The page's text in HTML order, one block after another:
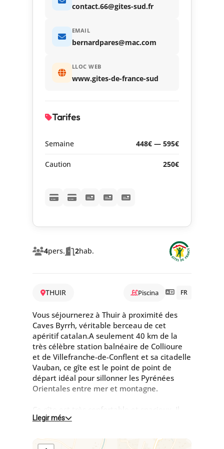
4pers. 2hab.
THUIR Piscina FR
Vous séjournerez à Thuir à proximité des
Caves Byrrh, véritable berceau de cet
apéritif catalan.A seulement 40 km de la
très célèbre station balnéaire de Collioure
et de Villefranche-de-Conflent et sa citadelle
Vauban, ce gîte est le point de point de
départ idéal pour sillonner les Pyrénées
Orientales entre mer et montagne.
Ce gîte est très confortable et spacieux. Il
dispose également, d'une terrasse abritée
paysages alentours, parfait pour les petits-
Llegir més
contact.66@gites-sud.fr
EMAIL
bernardpares@mac.com
LLOC WEB
www.gites-de-france-sud
Tarifes
Semaine 448€ — 595€
Caution 250€